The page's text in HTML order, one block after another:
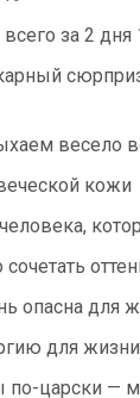
за 2 дня
весело
кожи
опасна для
для
по-царски —